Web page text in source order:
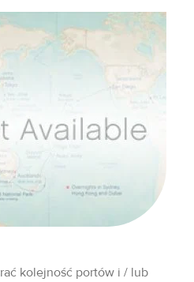
kolejność portów i / lub